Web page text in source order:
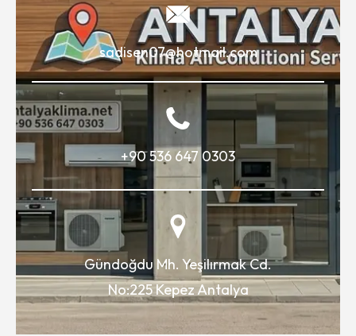
sadisen07@hotmail.com
+90 536 647 0303
Gündoğdu Mh. Yeşilırmak Cd.
No:225 Kepez Antalya